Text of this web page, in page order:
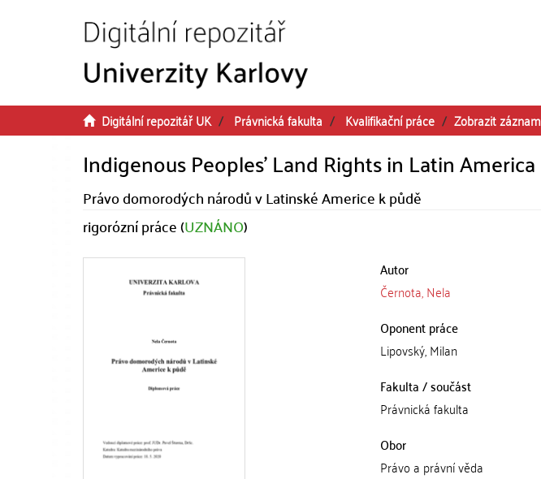
Digitální repozitář UK Právnická fakulta Kvalifikační práce Zobrazit záznam
Indigenous Peoples' Land Rights in Latin America
Právo domorodých národů v Latinské Americe k půdě
rigorózní práce (UZNÁNO)
Autor
Černota, Nela
Oponent práce
Lipovský, Milan
Fakulta / součást
Právnická fakulta
Obor
Právo a právní věda